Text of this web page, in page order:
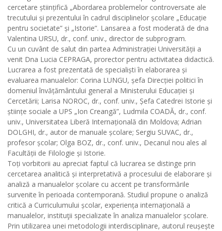
cercetare științifică „Abordarea problemelor controversate ale
trecutului și prezentului în cadrul disciplinelor școlare „Educație
pentru societate” și „Istorie”. Lansarea a fost moderată de dna
Valentina URSU, dr., conf. univ., director de subprogram.
Cu un cuvânt de salut din partea Administrației Universității a
venit Dna Lucia CEPRAGA, prorector pentru activitatea didactică.
Lucrarea a fost prezentată de specialiști în elaborarea și
evaluarea manualelor: Corina LUNGU, șefa Direcției politici în
domeniul învățământului general a Ministerului Educației și
Cercetării; Larisa NOROC, dr., conf. univ., Șefa Catedrei Istorie și
științe sociale a UPS „Ion Creangă”, Ludmila COADĂ, dr., conf.
univ., Universitatea Liberă Internațională din Moldova; Adrian
DOLGHI, dr., autor de manuale școlare; Sergiu SUVAC, dr.,
profesor școlar; Olga BOZ, dr., conf. univ., Decanul nou ales al
Facultății de Filologie și Istorie.
Toți vorbitorii au apreciat faptul că lucrarea se distinge prin
cercetarea analitică și interpretativă a procesului de elaborare și
analiză a manualelor școlare cu accent pe transformările
survenite în perioada contemporană. Studiul propune o analiză
critică a Curriculumului școlar, experiența internaţională a
manualelor, instituţii specializate în analiza manualelor școlare.
Prin utilizarea unei metodologii interdisciplinare, autorul reușește